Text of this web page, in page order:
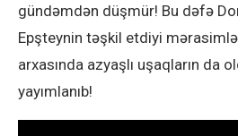
gündəmdən düşmür! Bu dəfə
Epşteynin təşkil etdiyi
arxasında azyaşlı uşaqların da
yayımlanıb!